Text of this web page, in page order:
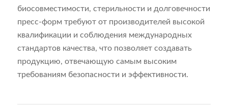
биосовместимости, стерильности и долговечности
пресс-форм требуют от производителей высокой
квалификации и соблюдения международных
стандартов качества, что позволяет создавать
продукцию, отвечающую самым высоким
требованиям безопасности и эффективности.